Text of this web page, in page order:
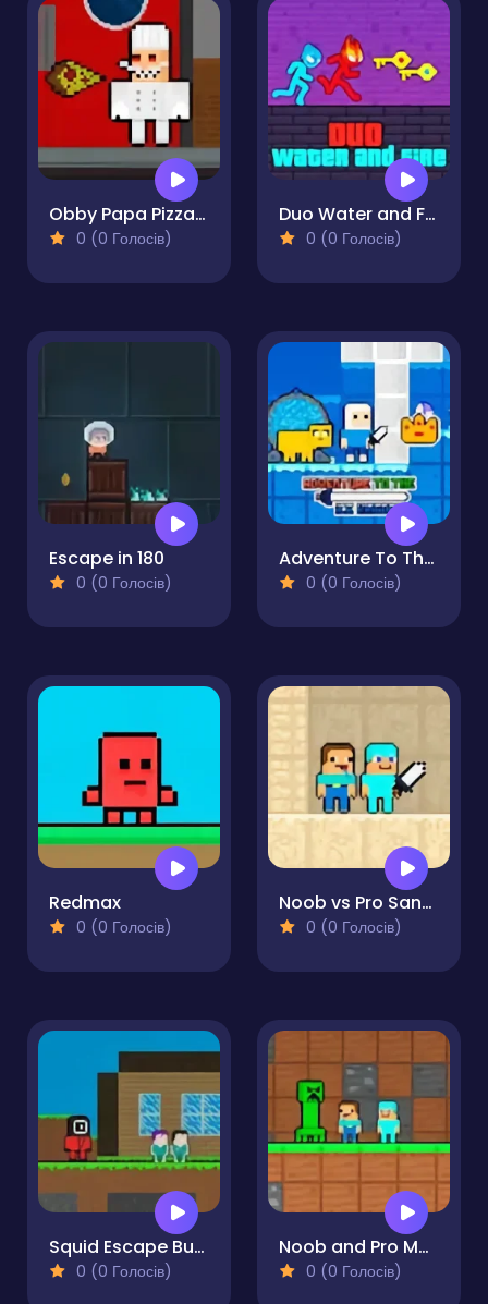
Obby Papa Pizzas Escape
0 (0 Голосів)
Duo Water and Fire
0 (0 Голосів)
Escape in 180
0 (0 Голосів)
Adventure To The Ice Kingdom
0 (0 Голосів)
Redmax
0 (0 Голосів)
Noob vs Pro Sand island
0 (0 Голосів)
Squid Escape But Blockworld
0 (0 Голосів)
Noob and Pro Monster School
0 (0 Голосів)